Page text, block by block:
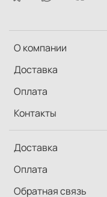
О компании
Доставка
Оплата
Контакты
Доставка
Оплата
Обратная связь